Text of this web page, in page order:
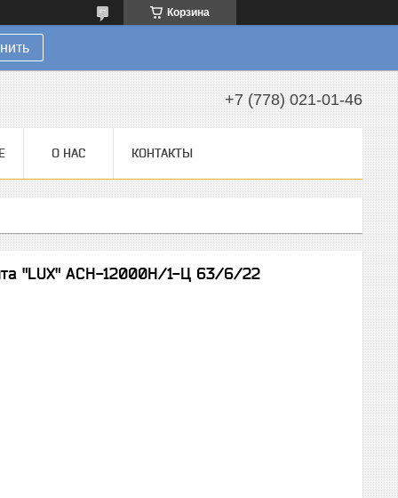
Корзина
+7 (778) 021-01-46
О НАС КОНТАКТЫ
"LUX" АСН-12000Н/1-Ц 63/6/22